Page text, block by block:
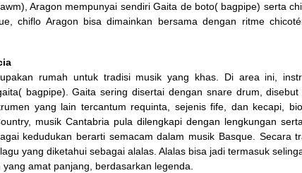
Aragon mempunyai sendiri Gaita de boto( bagpipe) serta
chiflo Aragon bisa dimainkan bersama dengan ritme
rumah untuk tradisi musik yang khas. Di area ini,
bagpipe). Gaita sering disertai dengan snare drum, disebut
yang lain tercantum requinta, sejenis fife, dan kecapi,
musik Cantabria pula dilengkapi dengan lengkungan
kedudukan berarti semacam dalam musik Basque. Secara
yang diketahui sebagai alalas. Alalas bisa jadi termasuk
amat panjang, berdasarkan legenda.